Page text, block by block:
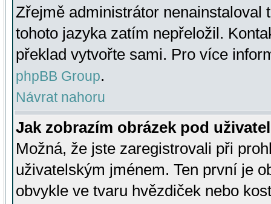
Zřejmě administrátor nenainstaloval
tohoto jazyka zatím nepřeložil.
překlad vytvořte sami. Pro více
phpBB Group.
Návrat nahoru
Jak zobrazím obrázek pod
Možná, že jste zaregistrovali při
uživatelským jménem. Ten první je
obvykle ve tvaru hvězdiček nebo